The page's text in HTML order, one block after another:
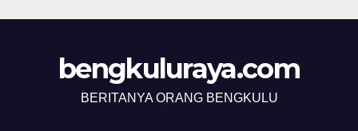
bengkuluraya.com
BERITANYA ORANG BENGKULU